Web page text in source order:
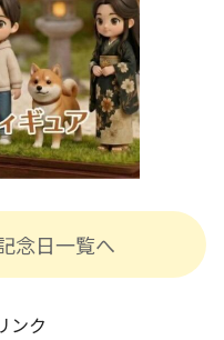
念日一覧へ
ンク